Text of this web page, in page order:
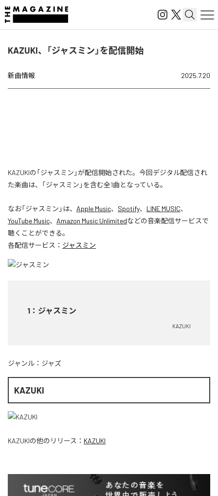
KAZUKI、「ジャスミン」を配信開始
新曲情報 2025.7.20
KAZUKIの「ジャスミン」が配信開始された。今回デジタル配信され
た楽曲は、「ジャスミン」を含む全1曲となっている。
なお「ジャスミン 」は、 Apple Music、 Spotify、 LINE MUSIC、
YouTube Music、 Amazon Music Unlimitedなどの音楽配信サービスで
聴くことができる。
各配信サービス： ジャスミン
1 ： ジャスミン
KAZUKI
ジャンル： ジャズ
KAZUKI
KAZUKIの他のリリース： KAZUKI